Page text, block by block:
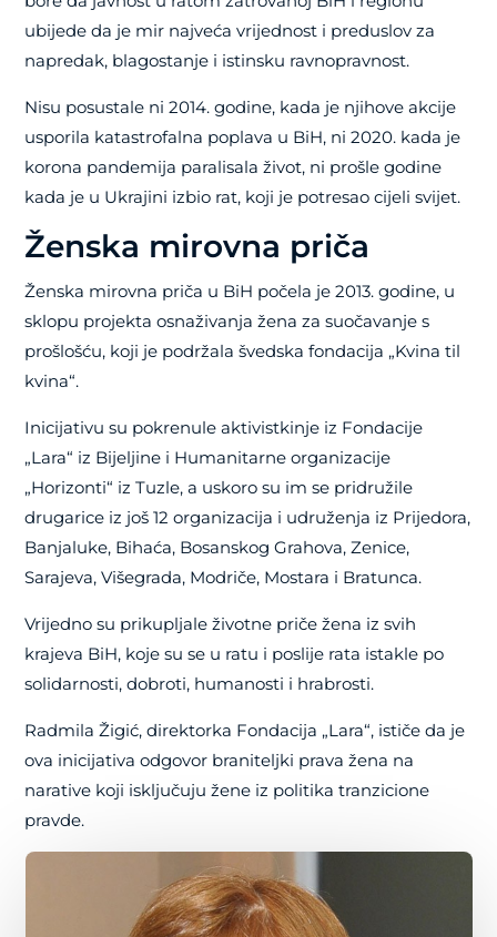
ubijede da je mir najveća vrijednost i preduslov za
napredak, blagostanje i istinsku ravnopravnost.
Nisu posustale ni 2014. godine, kada je njihove akcije
usporila katastrofalna poplava u BiH, ni 2020. kada je
korona pandemija paralisala život, ni prošle godine
kada je u Ukrajini izbio rat, koji je potresao cijeli svijet.
Ženska mirovna priča
Ženska mirovna priča u BiH počela je 2013. godine, u
sklopu projekta osnaživanja žena za suočavanje s
prošlošću, koji je podržala švedska fondacija „Kvina til
kvina“.
Inicijativu su pokrenule aktivistkinje iz Fondacije
„Lara“ iz Bijeljine i Humanitarne organizacije
„Horizonti“ iz Tuzle, a uskoro su im se pridružile
drugarice iz još 12 organizacija i udruženja iz Prijedora,
Banjaluke, Bihaća, Bosanskog Grahova, Zenice,
Sarajeva, Višegrada, Modriče, Mostara i Bratunca.
Vrijedno su prikupljale životne priče žena iz svih
krajeva BiH, koje su se u ratu i poslije rata istakle po
solidarnosti, dobroti, humanosti i hrabrosti.
Radmila Žigić, direktorka Fondacija „Lara“, ističe da je
ova inicijativa odgovor braniteljki prava žena na
narative koji isključuju žene iz politika tranzicione
pravde.